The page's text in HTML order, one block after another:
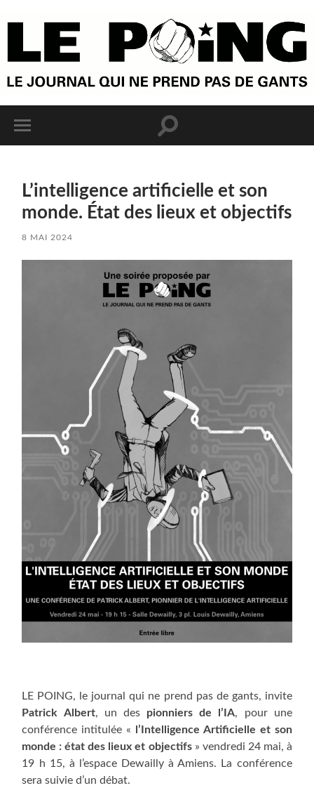
L’intelligence artificielle et son
monde. État des lieux et objectifs
8 MAI 2024
LE POING, le journal qui ne prend pas de gants, invite
Patrick Albert, un despionniers de l’IA, pour une
conférence intitulée «
l’Intelligence Arti­fi­cielle et son
monde : état des lieux et objectifs» vendredi 24 mai, à
19 h 15, à l’espace Dewailly à Amiens. La con­fé­rence
sera suivie d’un débat.